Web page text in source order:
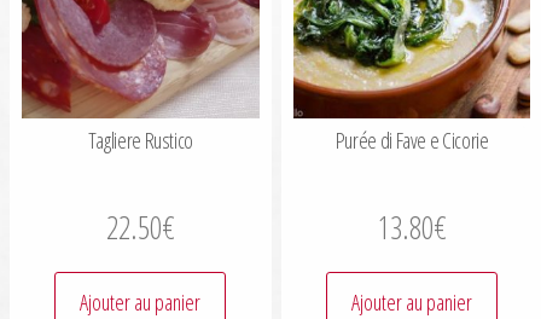
Tagliere Rustico
22.50€
Ajouter au panier
Purée di Fave e Cicorie
13.80€
Ajouter au panier